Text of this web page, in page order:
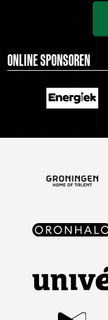
ONLINE SPONSOREN